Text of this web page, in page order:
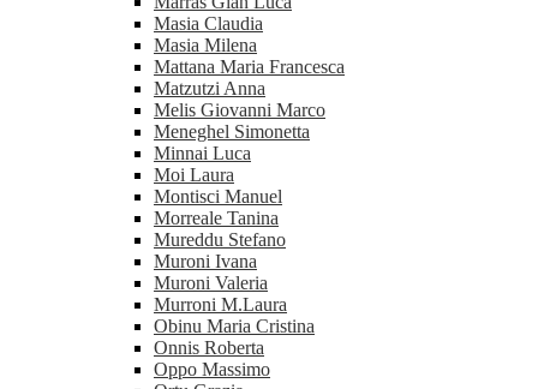
Masia Claudia
Masia Milena
Mattana Maria Francesca
Matzutzi Anna
Melis Giovanni Marco
Meneghel Simonetta
Minnai Luca
Moi Laura
Montisci Manuel
Morreale Tanina
Mureddu Stefano
Muroni Ivana
Muroni Valeria
Murroni M.Laura
Obinu Maria Cristina
Onnis Roberta
Oppo Massimo